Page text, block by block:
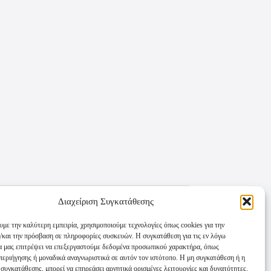
Διαχείριση Συγκατάθεσης
την καλύτερη εμπειρία, χρησιμοποιούμε τεχνολογίες όπως cookies για την
την πρόσβαση σε πληροφορίες συσκευών. Η συγκατάθεση για τις εν λόγω
μας επιτρέψει να επεξεργαστούμε δεδομένα προσωπικού χαρακτήρα, όπως
ή μοναδικά αναγνωριστικά σε αυτόν τον ιστότοπο. Η μη συγκατάθεση ή η
μπορεί να επηρεάσει αρνητικά ορισμένες λειτουργίες και δυνατότητες.